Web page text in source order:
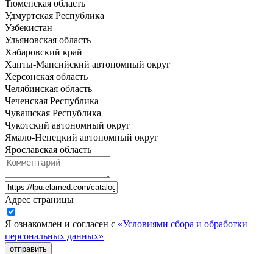
Тюменская область
Удмуртская Республика
Узбекистан
Ульяновская область
Хабаровский край
Ханты-Мансийский автономный округ
Херсонская область
Челябинская область
Чеченская Республика
Чувашская Республика
Чукотский автономный округ
Ямало-Ненецкий автономный округ
Ярославская область
Адрес страницы
Я ознакомлен и согласен с «Условиями сбора и обработки
персональных данных»
отправить